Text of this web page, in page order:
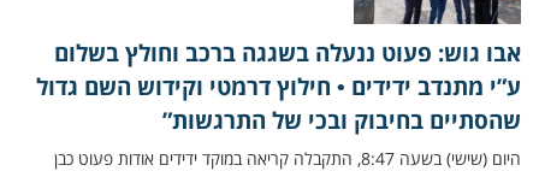
אבו גוש: פעוט ננעלה בשגגה ברכב וחולץ בשלום
ע”י מתנדב ידידים • חילוץ דרמטי וקידוש השם גדול
שהסתיים בחיבוק ובכי של התרגשות”
היום (שישי) בשעה 8:47, התקבלה קריאה במוקד ידידים אודות פעוט כבן